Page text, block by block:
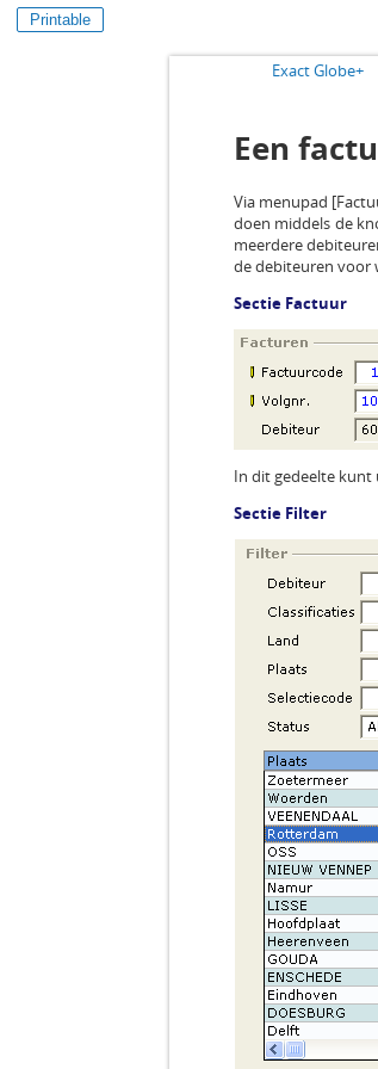
Printable
Exact Globe+
Een
Via menupad
doen middels de
meerdere
de debiteuren voor
Sectie Factuur
In dit gedeelte kunt
Sectie Filter